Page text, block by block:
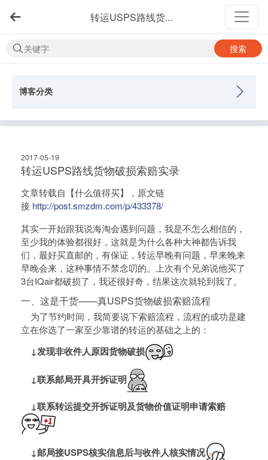
转运USPS路线货...
搜索
博客分类
2017-05-19
转运USPS路线货物破损索赔实录
文章转载自【什么值得买】，原文链
接 http://post.smzdm.com/p/433378/
其实一开始跟我说海淘会遇到问题，我是不怎么相信的，
至少我的体验都很好，这就是为什么各种大神都告诉我
们，最好买直邮的，有保证，转运早晚有问题，早来晚来
早晚会来，这种事情不禁念叨的。上次有个兄弟说他买了
3台IQair都破损了，我还很好奇，结果这次就轮到我了。
一、这是干货——真USPS货物破损索赔流程
为了节约时间，我简要说下索赔流程，流程的成功是建
立在你选了一家至少靠谱的转运的基础之上的：
↓发现非收件人原因货物破损
↓联系邮局开具开拆证明
↓联系转运提交开拆证明及货物价值证明申请索赔
↓邮局接USPS核实信息后与收件人核实情况